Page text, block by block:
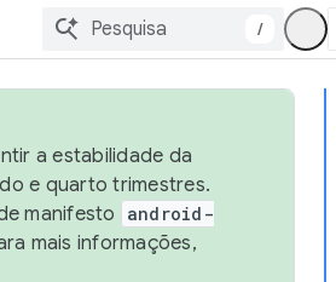
/
a estabilidade da
e quarto trimestres.
manifesto
android-
mais informações,